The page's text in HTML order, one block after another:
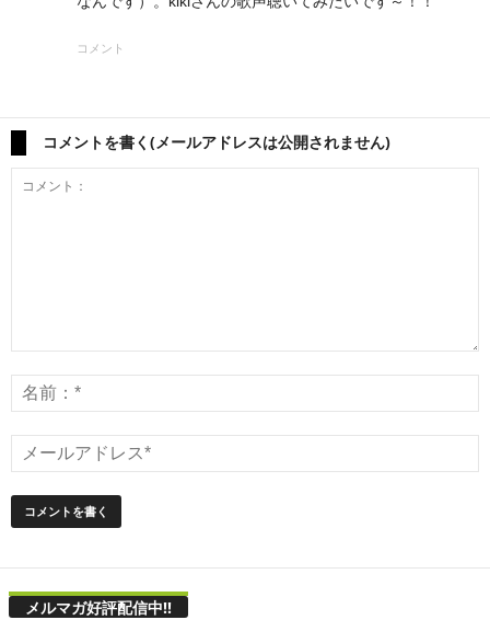
コメント
コメントを書く(メールアドレスは公開されません)
メルマガ好評配信中!!